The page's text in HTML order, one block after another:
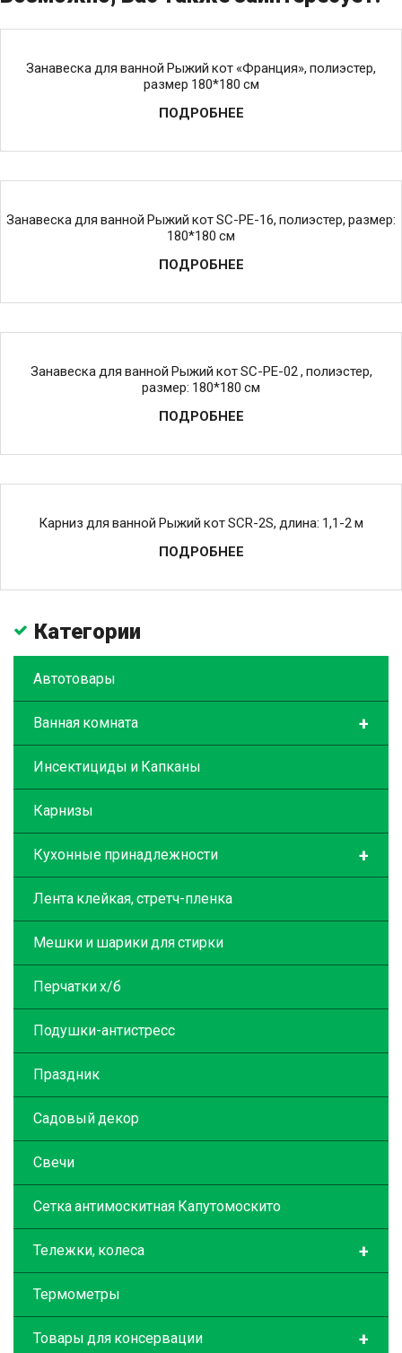
Занавеска для ванной Рыжий кот «Франция», полиэстер,
размер 180*180 см
ПОДРОБНЕЕ
Занавеска для ванной Рыжий кот SC-PE-16, полиэстер, размер:
180*180 см
ПОДРОБНЕЕ
Занавеска для ванной Рыжий кот SC-PE-02 , полиэстер,
размер: 180*180 см
ПОДРОБНЕЕ
Карниз для ванной Рыжий кот SCR-2S, длина: 1,1-2 м
ПОДРОБНЕЕ
Категории
Автотовары
+
Ванная комната
Инсектициды и Капканы
Карнизы
+
Кухонные принадлежности
Лента клейкая, стретч-пленка
Мешки и шарики для стирки
Перчатки х/б
Подушки-антистресс
Праздник
Садовый декор
Свечи
Сетка антимоскитная Капутомоскито
+
Тележки, колеса
Термометры
+
Товары для консервации